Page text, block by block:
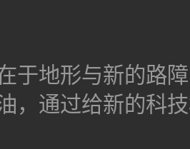
于地形与新的路
，通过给新的科